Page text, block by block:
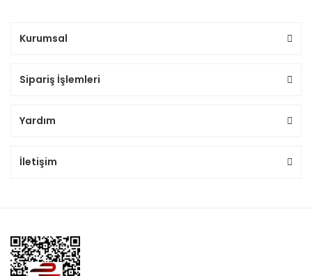
Kurumsal
Sipariş İşlemleri
Yardım
İletişim